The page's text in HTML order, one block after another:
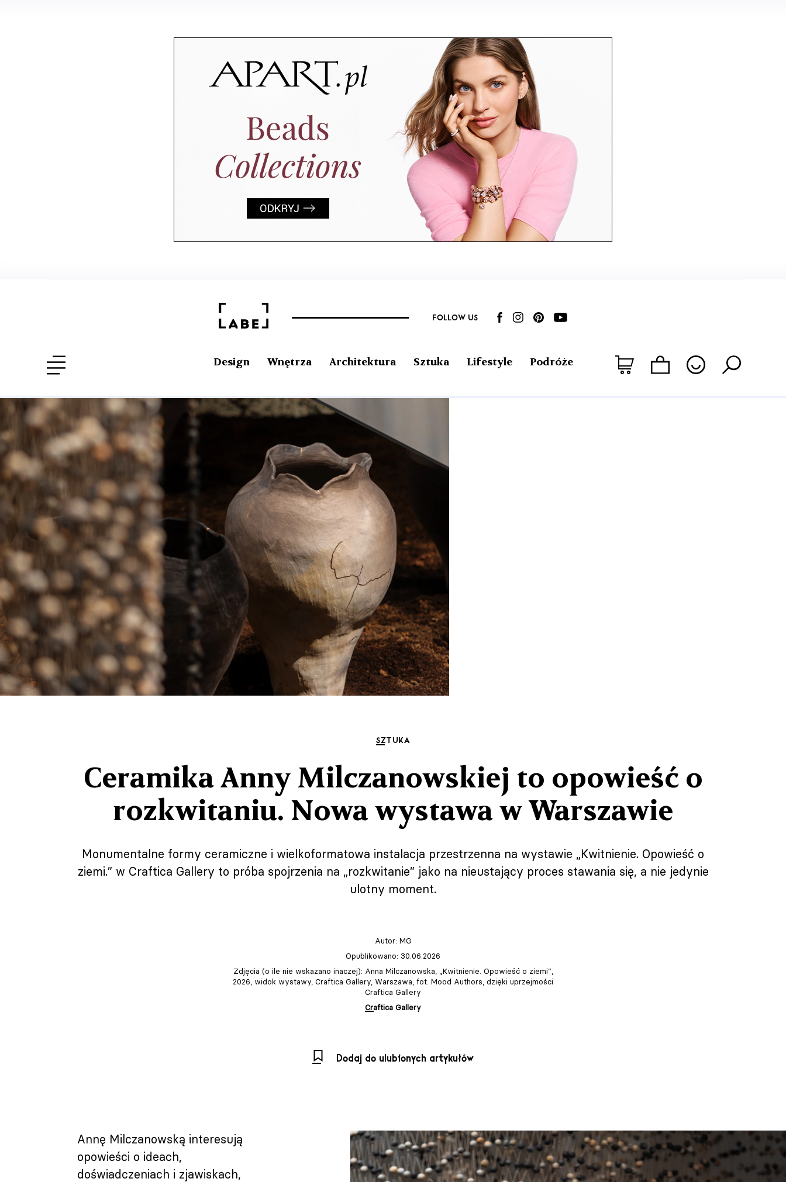
FOLLOW US
Design Wnętrza Architektura Sztuka Lifestyle Podróże
SZTUKA
Ceramika Anny Milczanowskiej to opowieść o
rozkwitaniu. Nowa wystawa w Warszawie
Monumentalne formy ceramiczne i wielkoformatowa instalacja przestrzenna na wystawie „Kwitnienie. Opowieść o
ziemi.” w Craftica Gallery to próba spojrzenia na „rozkwitanie” jako na nieustający proces stawania się, a nie jedynie
ulotny moment.
Autor: MG
Opublikowano: 30.06.2026
Zdjęcia (o ile nie wskazano inaczej): Anna Milczanowska, „Kwitnienie. Opowieść o ziemi”,
2026, widok wystawy, Craftica Gallery, Warszawa, fot. Mood Authors, dzięki uprzejmości
Craftica Gallery
Craftica Gallery
Dodaj do ulubionych artykułów
Annę Milczanowską interesują
opowieści o ideach,
doświadczeniach i zjawiskach,